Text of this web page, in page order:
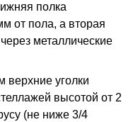
полка
от пола, а вторая
металлические
верхние уголки
высотой от 2
(не ниже 3/4